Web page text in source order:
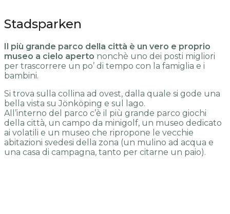
Stadsparken
Il più grande parco della città è un vero e proprio
museo a cielo aperto nonchè uno dei posti migliori
per trascorrere un po’ di tempo con la famiglia e i
bambini.
Si trova sulla collina ad ovest, dalla quale si gode una
bella vista su Jönköping e sul lago.
All’interno del parco c’è il più grande parco giochi
della città, un campo da minigolf, un museo dedicato
ai volatili e un museo che ripropone le vecchie
abitazioni svedesi della zona (un mulino ad acqua e
una casa di campagna, tanto per citarne un paio).